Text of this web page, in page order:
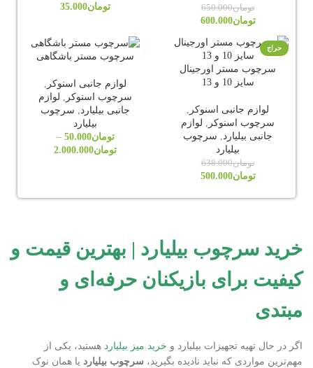
تومان650.000
تومان600.000
تومان35.000
حراج
سرچوب مستر اورجینال
سایز 10 و 13
لوازم جانبی اسنوکر
سرچوب اسنوکر
لوازم
جانبی بیلیارد
سرچوب
بیلیارد
تومان638.000
تومان500.000
سرچوب مستر باشگاهی
لوازم جانبی اسنوکر ,
سرچوب اسنوکر , لوازم
جانبی بیلیارد, سرچوب
بیلیارد
تومان50.000
–
تومان2.000.000
خرید سرچوب بیلیارد | بهترین قیمت و
کیفیت برای بازیکنان حرفه‌ای و
مبتدی
اگر در حال تهیه تجهیزات بیلیارد و خرید میز بیلیارد هستید، یکی از
مهم‌ترین مواردی که نباید نادیده بگیرید، سرچوب بیلیارد یا همان نوک